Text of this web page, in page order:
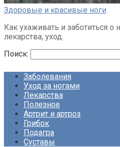
Здоровые и красивые ноги
Как ухаживать и заботиться о
лекарства, уход.
Поиск:
Заболевания
Уход за ногами
Лекарства
Полезное
Артрит и артроз
Грибок
Подагра
Суставы